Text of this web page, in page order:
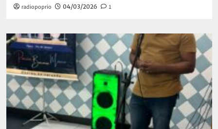
radiopoprio 04/03/2026 1